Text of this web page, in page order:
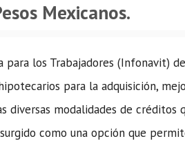
Mexicanos.
los Trabajadores (Infonavit)
para la adquisición,
diversas modalidades de créditos
como una opción que